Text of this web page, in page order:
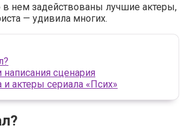
в нем задействованы лучшие актеры,
— удивила многих.
написания сценария
актеры сериала «Псих»